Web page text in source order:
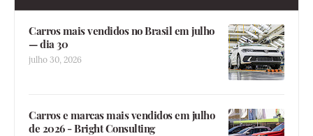
Carros mais vendidos no Brasil em julho
— dia 30
julho 30, 2026
Carros e marcas mais vendidos em julho
de 2026 - Bright Consulting